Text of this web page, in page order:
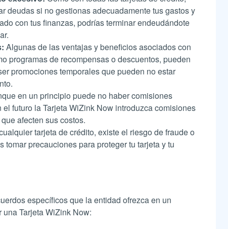
deudas si no gestionas adecuadamente tus gastos y
con tus finanzas, podrías terminar endeudándote
Algunas de las ventajas y beneficios asociados con
programas de recompensas o descuentos, pueden
promociones temporales que pueden no estar
en un principio puede no haber comisiones
futuro la Tarjeta WiZink Now introduzca comisiones
afecten sus costos.
tarjeta de crédito, existe el riesgo de fraude o
tomar precauciones para proteger tu tarjeta y tu
específicos que la entidad ofrezca en un
Tarjeta WiZink Now: